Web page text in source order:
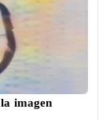
imagen